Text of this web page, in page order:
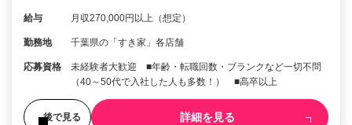
給与 月収270,000円以上（想定）
勤務地 千葉県の「すき家」各店舗
応募資格
未経験者大歓迎 ■年齢・転職回数・ブランクなど一切不問
（40～50代で入社した人も多数！） ■高卒以上
後で見る 詳細を見る